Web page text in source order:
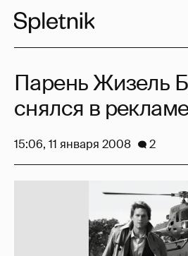
Парень Жизель
снялся в
15:06, 11 января 2008 2